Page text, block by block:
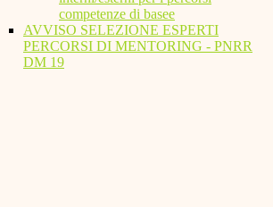
competenze di basee
AVVISO SELEZIONE ESPERTI
PERCORSI DI MENTORING - PNRR
DM 19